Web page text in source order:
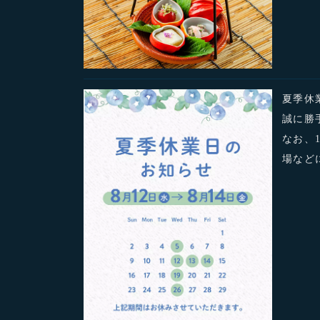
夏季休
誠に勝
なお、
場など